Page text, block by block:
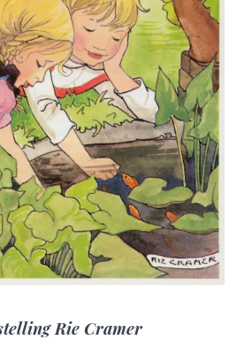
Rie Cramer